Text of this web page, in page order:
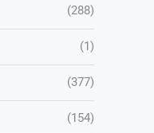
(288)
(1)
(377)
(154)